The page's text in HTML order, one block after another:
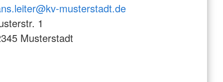
musterstadt.de
1
Musterstadt